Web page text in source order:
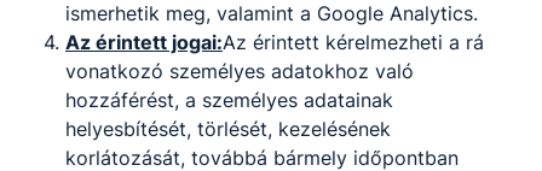
ismerhetik meg, valamint a Google Analytics.
Az érintett jogai:Az érintett kérelmezheti a rá
vonatkozó személyes adatokhoz való
hozzáférést, a személyes adatainak
helyesbítését, törlését, kezelésének
korlátozását, továbbá bármely időpontban